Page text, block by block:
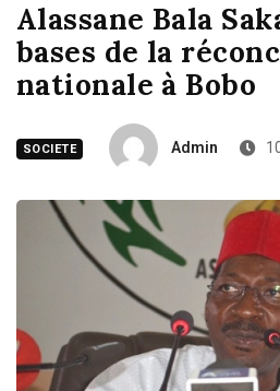
Alassane Bala
bases de la
nationale à Bobo
SOCIETE Admin